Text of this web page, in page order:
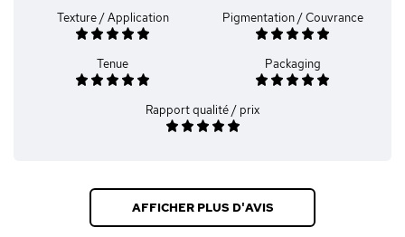
Texture / Application Pigmentation / Couvrance
Tenue Packaging
Rapport qualité / prix
AFFICHER PLUS D'AVIS